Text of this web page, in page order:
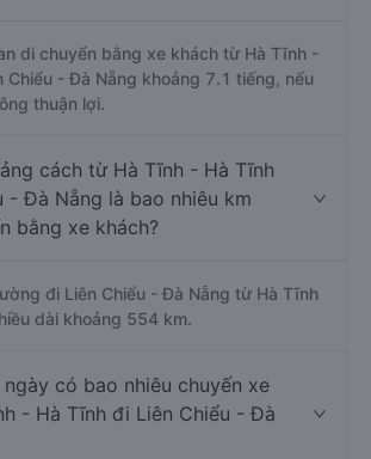
di chuyển bằng xe khách từ Hà Tĩnh -
Chiểu - Đà Nẵng khoảng 7.1 tiếng, nếu
thuận lợi.
cách từ Hà Tĩnh - Hà Tĩnh
- Đà Nẵng là bao nhiêu km
bằng xe khách?
đi Liên Chiểu - Đà Nẵng từ Hà Tĩnh
dài khoảng 554 km.
có bao nhiêu chuyến xe
- Hà Tĩnh đi Liên Chiểu - Đà